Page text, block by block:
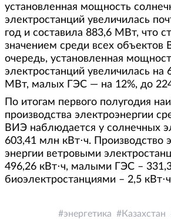
установленная мощность
электростанций увеличилась
год и составила 883,6 МВт, что
значением среди всех
очередь, установленная
электростанций увеличилась на
МВт, малых ГЭС — на 12%, до
По итогам первого полугодия
производства электроэнергии
ВИЭ наблюдается у солнечных
603,41 млн кВт⋅ч. Производство
энергии ветровыми
496,26 кВт⋅ч, малыми ГЭС –
биоэлектростанциями – 2,5
энергетика Казахстан